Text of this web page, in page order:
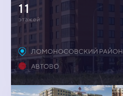
11
этажей
ЛОМОНОСОВСКИЙ РАЙОН
АВТОВО